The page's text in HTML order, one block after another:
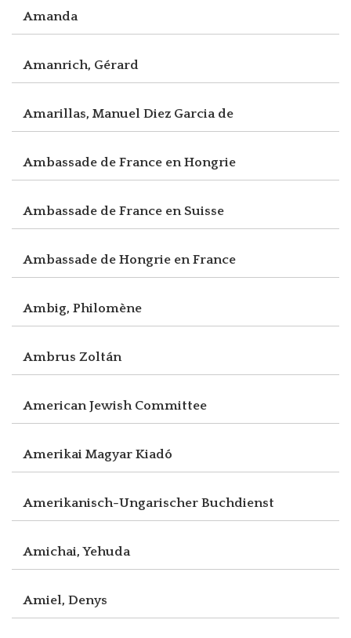
Amanda
Amanrich, Gérard
Amarillas, Manuel Diez Garcia de
Ambassade de France en Hongrie
Ambassade de France en Suisse
Ambassade de Hongrie en France
Ambig, Philomène
Ambrus Zoltán
American Jewish Committee
Amerikai Magyar Kiadó
Amerikanisch-Ungarischer Buchdienst
Amichai, Yehuda
Amiel, Denys